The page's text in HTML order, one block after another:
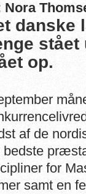
Nora
danske
stået
op.
af de
bedste
for
samt en